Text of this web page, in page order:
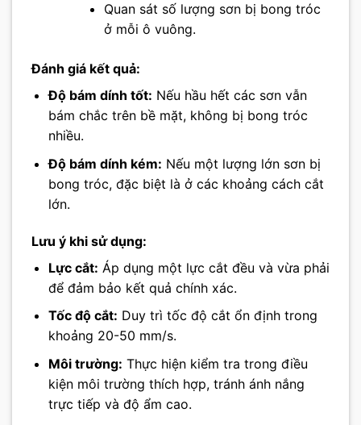
Quan sát số lượng sơn bị bong tróc
ở mỗi ô vuông.
Đánh giá kết quả:
Độ bám dính tốt: Nếu hầu hết các sơn vẫn
bám chắc trên bề mặt, không bị bong tróc
nhiều.
Độ bám dính kém: Nếu một lượng lớn sơn bị
bong tróc, đặc biệt là ở các khoảng cách cắt
lớn.
Lưu ý khi sử dụng:
Lực cắt: Áp dụng một lực cắt đều và vừa phải
để đảm bảo kết quả chính xác.
Tốc độ cắt: Duy trì tốc độ cắt ổn định trong
khoảng 20-50 mm/s.
Môi trường: Thực hiện kiểm tra trong điều
kiện môi trường thích hợp, tránh ánh nắng
trực tiếp và độ ẩm cao.